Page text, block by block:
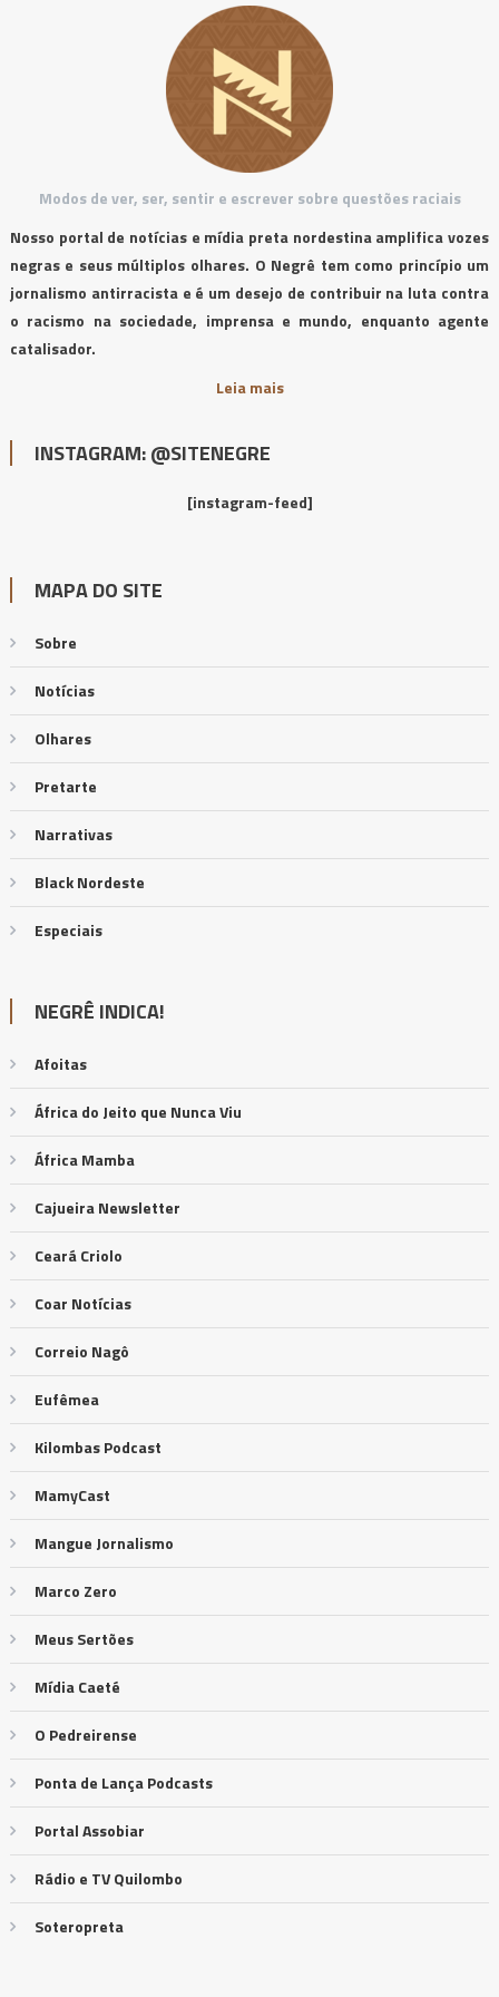
Modos de ver, ser, sentir e escrever sobre questões raciais
Nosso portal de notícias e mídia preta nordestina amplifica vozes
negras e seus múltiplos olhares. O Negrê tem como princípio um
jornalismo antirracista e é um desejo de contribuir na luta contra
o racismo na sociedade, imprensa e mundo, enquanto agente
catalisador.
Leia mais
INSTAGRAM: @SITENEGRE
[instagram-feed]
MAPA DO SITE
Sobre
Notícias
Olhares
Pretarte
Narrativas
Black Nordeste
Especiais
NEGRÊ INDICA!
Afoitas
África do Jeito que Nunca Viu
África Mamba
Cajueira Newsletter
Ceará Criolo
Coar Notícias
Correio Nagô
Eufêmea
Kilombas Podcast
MamyCast
Mangue Jornalismo
Marco Zero
Meus Sertões
Mídia Caeté
O Pedreirense
Ponta de Lança Podcasts
Portal Assobiar
Rádio e TV Quilombo
Soteropreta